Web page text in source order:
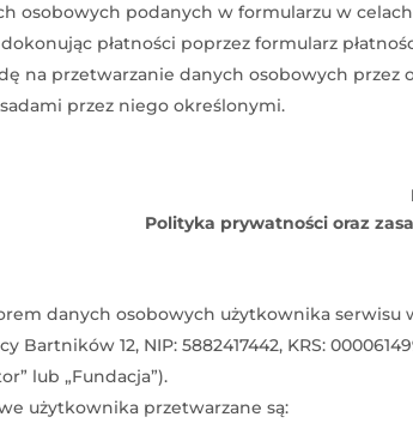
osobowych podanych w formularzu w
płatności poprzez formularz
na przetwarzanie danych osobowych
przez niego określonymi.
Polityka prywatności oraz
danych osobowych użytkownika serwisu
Bartników 12, NIP: 5882417442, KRS:
lub „Fundacja”).
użytkownika przetwarzane są: